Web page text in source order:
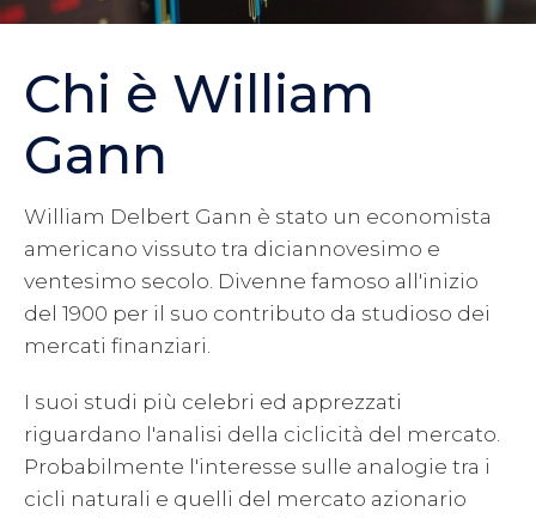
Chi è William
Gann
William Delbert Gann è stato un economista
americano vissuto tra diciannovesimo e
ventesimo secolo. Divenne famoso all'inizio
del 1900 per il suo contributo da studioso dei
mercati finanziari.
I suoi studi più celebri ed apprezzati
riguardano l'analisi della ciclicità del mercato.
Probabilmente l'interesse sulle analogie tra i
cicli naturali e quelli del mercato azionario